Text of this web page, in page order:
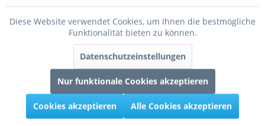
Folgende Infos zum Hersteller sind verfübar......
Kunden kauften auch
Diese Website verwendet Cookies, um Ihnen die bestmögliche
Funktionalität bieten zu können.
Datenschutzeinstellungen
Nur funktionale Cookies akzeptieren
Cookies akzeptieren Alle Cookies akzeptieren